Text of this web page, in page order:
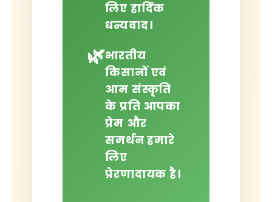
लिए हार्दिक
धन्यवाद।
🌿भारतीय
किसानों एवं
आम संस्कृति
के प्रति आपका
प्रेम और
समर्थन हमारे
लिए
प्रेरणादायक है।